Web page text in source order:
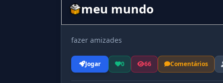
meu mundo
fazer amizades
Jogar 0 66 Comentários